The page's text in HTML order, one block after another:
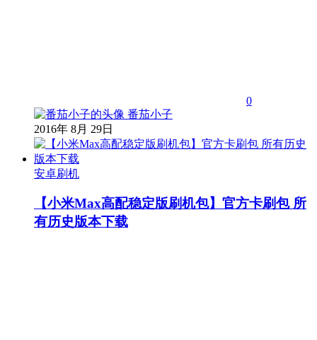
0
番茄小子
2016年 8月 29日
安卓刷机
【小米Max高配稳定版刷机包】官方卡刷包 所
有历史版本下载